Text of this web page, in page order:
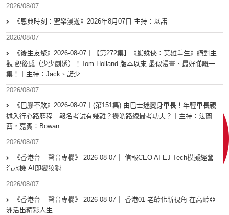
2026/08/07
《恩典時刻：聖樂漫遊》2026年8月07日 主持：以諾
2026/08/07
《後生友聚》2026-08-07︱【第272集】《蜘蛛俠：英雄重生》絕對主
觀 觀後感（少少劇透）！Tom Holland 版本以來 最似漫畫、最好睇嘅一
集！｜主持：Jack、諾少
2026/08/07
《巴膠不敗》2026-08-07︱(第151集) 由巴士迷變身車長！年輕車長親
述入行心路歷程｜報名考試有幾難？邊啲路線最考功夫？︱主持：法蘭
西，嘉賓︰Bowan
2026/08/07
《香港台 – 聲音專欄》 2026-08-07｜ 信報CEO AI EJ Tech模擬經營
汽水機 AI即變狡猾
2026/08/07
《香港台 – 聲音專欄》 2026-08-07｜ 香港01 老齡化新視角 在高齡亞
洲活出精彩人生